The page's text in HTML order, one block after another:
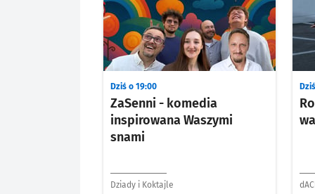
ZaSenni - komedia
inspirowana Waszymi
snami
Dziś o 19:00
Dziady i Koktajle